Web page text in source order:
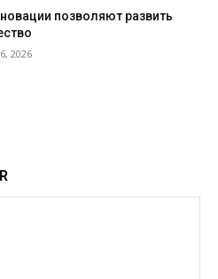
позволяют развить
2026